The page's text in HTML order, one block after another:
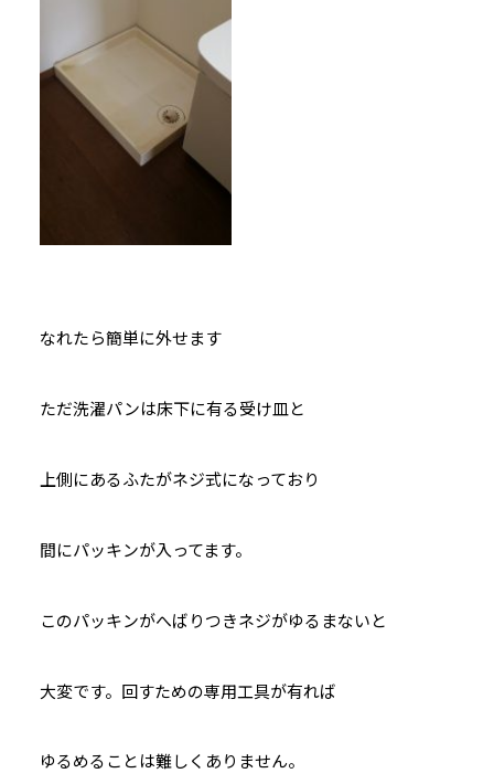
なれたら簡単に外せます
ただ洗濯パンは床下に有る受け皿と
上側にあるふたがネジ式になっており
間にパッキンが入ってます。
このパッキンがへばりつきネジがゆるまないと
大変です。回すための専用工具が有れば
ゆるめることは難しくありません。